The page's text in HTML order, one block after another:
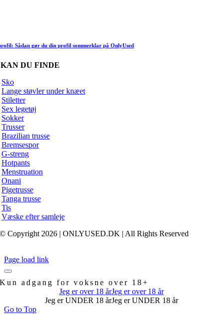
Sådan gør du din profil sommerklar på OnlyUsed
DU FINDE
Sko
Lange støvler under knæet
Stiletter
Sex legetøj
Sokker
Trusser
Brazilian trusse
Bremsespor
G-streng
Hotpants
Menstruation
Onani
Pigetrusse
Tanga trusse
Tis
Væske efter samleje
© Copyright 2026 | ONLYUSED.DK | All Rights Reserved
Page load link
Kun adgang for voksne over 18+
Jeg er over 18 årJeg er over 18 år
Jeg er UNDER 18 årJeg er UNDER 18 år
Go to Top